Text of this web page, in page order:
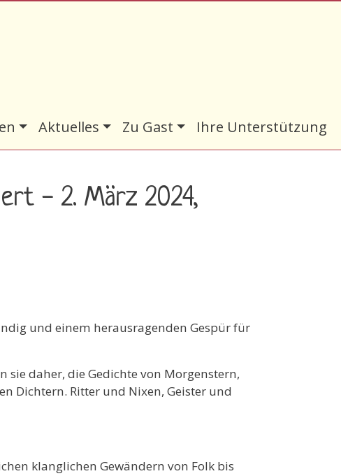
Aktuelles Zu Gast Ihre Unterstützung
- 2. März 2024,
und einem herausragenden Gespür für
daher, die Gedichte von Morgenstern,
Dichtern. Ritter und Nixen, Geister und
klanglichen Gewändern von Folk bis